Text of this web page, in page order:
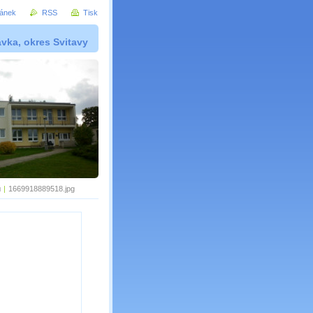
okres Svitavy
| 1669918889518.jpg
RSS Tisk